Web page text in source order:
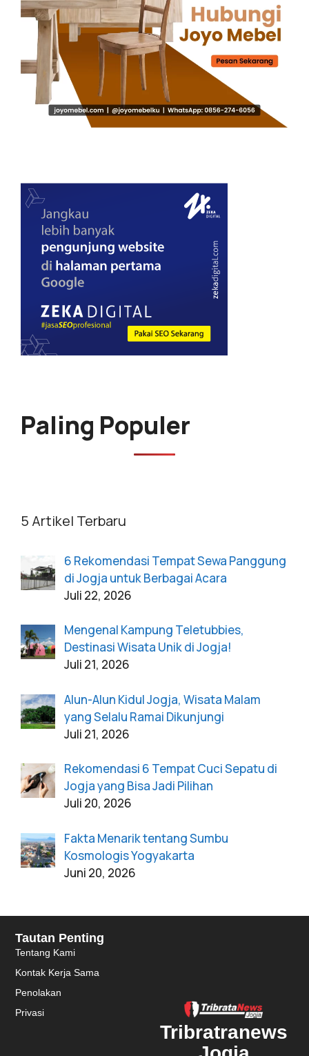
Paling Populer
5 Artikel Terbaru
6 Rekomendasi Tempat Sewa Panggung
di Jogja untuk Berbagai Acara
Juli 22, 2026
Mengenal Kampung Teletubbies,
Destinasi Wisata Unik di Jogja!
Juli 21, 2026
Alun-Alun Kidul Jogja, Wisata Malam
yang Selalu Ramai Dikunjungi
Juli 21, 2026
Rekomendasi 6 Tempat Cuci Sepatu di
Jogja yang Bisa Jadi Pilihan
Juli 20, 2026
Fakta Menarik tentang Sumbu
Kosmologis Yogyakarta
Juni 20, 2026
Tribratranews
Tautan Penting
Tentang Kami
Kontak Kerja Sama
Penolakan
Privasi